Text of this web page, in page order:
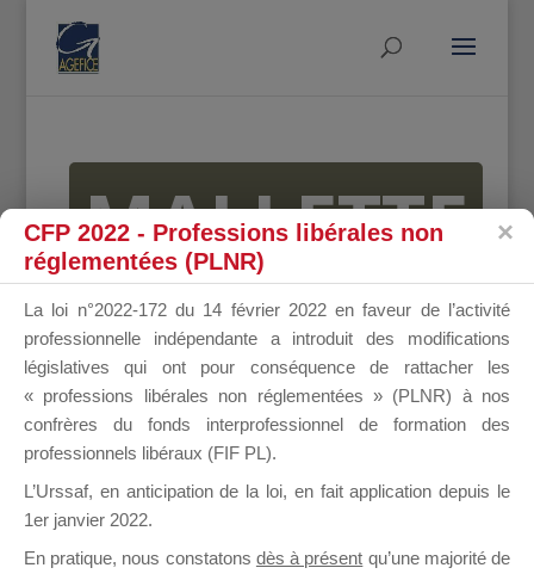
MALLETTE
DU
DIRIGEANT
il y a un mois
CFP 2022 - Professions libérales non
réglementées (PLNR)
La loi n°2022-172 du 14 février 2022 en faveur de l’activité
professionnelle indépendante a introduit des modifications
législatives qui ont pour conséquence de rattacher les
« professions libérales non réglementées » (PLNR) à nos
confrères du fonds interprofessionnel de formation des
professionnels libéraux (FIF PL).
L’Urssaf, en anticipation de la loi, en fait application depuis le
1er janvier 2022.
En pratique, nous constatons dès à présent qu’une majorité de